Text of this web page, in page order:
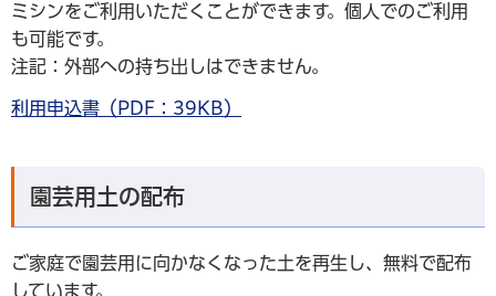
ミシンをご利用いただくことができます。個人でのご利用
も可能です。
注記：外部への持ち出しはできません。
利用申込書（PDF：39KB）
園芸用土の配布
ご家庭で園芸用に向かなくなった土を再生し、無料で配布
しています。